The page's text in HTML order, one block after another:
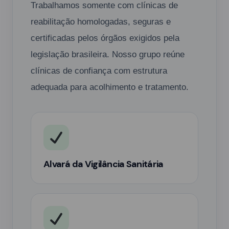
Trabalhamos somente com clínicas de
reabilitação homologadas, seguras e
certificadas pelos órgãos exigidos pela
legislação brasileira. Nosso grupo reúne
clínicas de confiança com estrutura
adequada para acolhimento e tratamento.
Alvará da Vigilância Sanitária